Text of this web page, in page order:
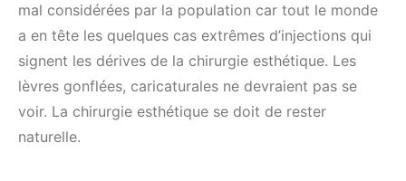
mal considérées par la population car tout le monde
a en tête les quelques cas extrêmes d’injections qui
signent les dérives de la chirurgie esthétique. Les
lèvres gonflées, caricaturales ne devraient pas se
voir. La chirurgie esthétique se doit de rester
naturelle.